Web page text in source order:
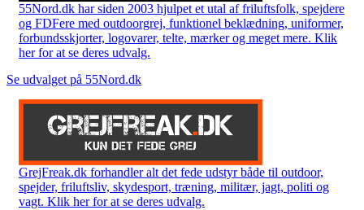
55Nord.dk har siden 2003 hjulpet et utal af friluftsfolk, spejdere
og FDFere med outdoorgrej, funktionel beklædning, uniformer,
forbundsskjorter, logovarer, telte, mærker og meget mere. Klik
her for at se deres udvalg.
Se udvalget på 55Nord.dk
GrejFreak.dk forhandler alt det fede udstyr både til outdoor,
spejder, friluftsliv, skydesport, træning, militær, jagt, politi og
vagt. Klik her for at se deres udvalg.